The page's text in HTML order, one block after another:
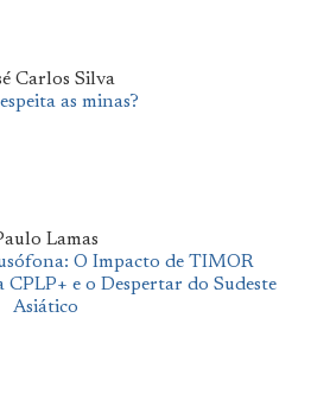
Carlos Silva
as minas?
Lamas
O Impacto de TIMOR
CPLP+ e o Despertar do Sudeste
Asiático